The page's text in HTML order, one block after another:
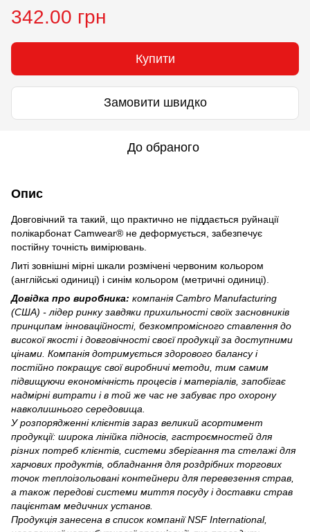
342.00 грн
Купити
Замовити швидко
До обраного
Опис
Довговічний та такий, що практично не піддається руйнації
полікарбонат Camwear® не деформується, забезпечує
постійну точність вимірювань.
Литі зовнішні мірні шкали розмічені червоним кольором
(англійські одиниці) і синім кольором (метричні одиниці).
Довідка про виробника: компанія Cambro Manufacturing
(США) - лідер ринку завдяки прихильності своїх засновників
принципам інноваційності, безкомпромісного ставлення до
високої якості і довговічності своєї продукції за доступними
цінами. Компанія дотримується здорового балансу і
постійно покращує свої виробничі методи, тим самим
підвищуючи економічність процесів і матеріалів, запобігає
надмірні витрати і в той же час не забуває про охорону
навколишнього середовища.
У розпорядженні клієнтів зараз великий асортимент
продукції: широка лінійка підносів, гастроємностей для
різних потреб клієнтів, системи зберігання та стелажі для
харчових продуктів, обладнання для роздрібних торгових
точок теплоізольовані контейнери для перевезення страв,
а також передові системи миття посуду і доставки страв
пацієнтам медичних установ.
Продукція занесена в список компанії NSF International,